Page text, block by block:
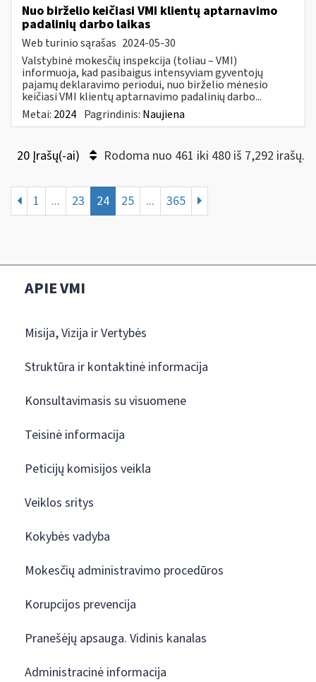
Nuo birželio keičiasi VMI klientų aptarnavimo
padalinių darbo laikas
Web turinio sąrašas 2024-05-30
Valstybinė mokesčių inspekcija (toliau – VMI)
informuoja, kad pasibaigus intensyviam gyventojų
pajamų deklaravimo periodui, nuo birželio mėnesio
keičiasi VMI klientų aptarnavimo padalinių darbo...
Metai: 2024 Pagrindinis: Naujiena
20 Įrašų(-ai) Rodoma nuo 461 iki 480 iš 7,292 irašų.
1 ... 23 24 25 ... 365
APIE VMI
Misija, Vizija ir Vertybės
Struktūra ir kontaktinė informacija
Konsultavimasis su visuomene
Teisinė informacija
Peticijų komisijos veikla
Veiklos sritys
Kokybės vadyba
Mokesčių administravimo procedūros
Korupcijos prevencija
Pranešėjų apsauga. Vidinis kanalas
Administracinė informacija